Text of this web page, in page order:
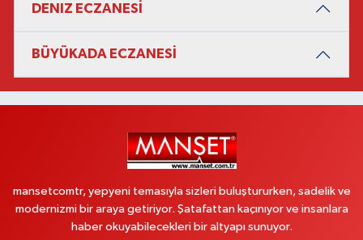
DENIZ ECZANESİ
BÜYÜKADA ECZANESİ
mansetcomtr, yepyeni temasıyla sizleri buluştururken, sadelik ve
modernizmi bir araya getiriyor. Şatafattan kaçınıyor ve insanlara
haber okuyabilecekleri bir altyapı sunuyor.